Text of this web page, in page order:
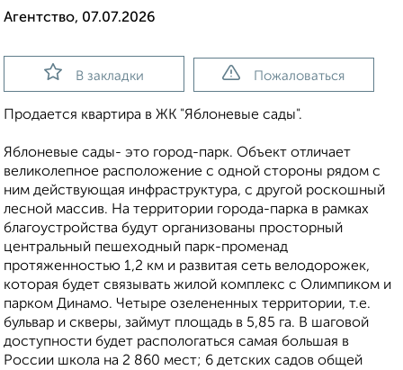
Агентство, 07.07.2026
В закладки Пожаловаться
Продается квартира в ЖК "Яблоневые сады".
Яблоневые сады- это город-парк. Объект отличает
великолепное расположение с одной стороны рядом с
ним действующая инфраструктура, с другой роскошный
лесной массив. На территории города-парка в рамках
благоустройства будут организованы просторный
центральный пешеходный парк-променад
протяженностью 1,2 км и развитая сеть велодорожек,
которая будет связывать жилой комплекс с Олимпиком и
парком Динамо. Четыре озелененных территории, т.е.
бульвар и скверы, займут площадь в 5,85 га. В шаговой
доступности будет распологаться самая большая в
России школа на 2 860 мест; 6 детских садов общей